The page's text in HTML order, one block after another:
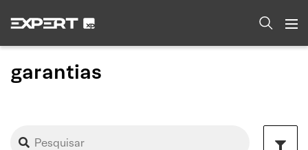
garantias